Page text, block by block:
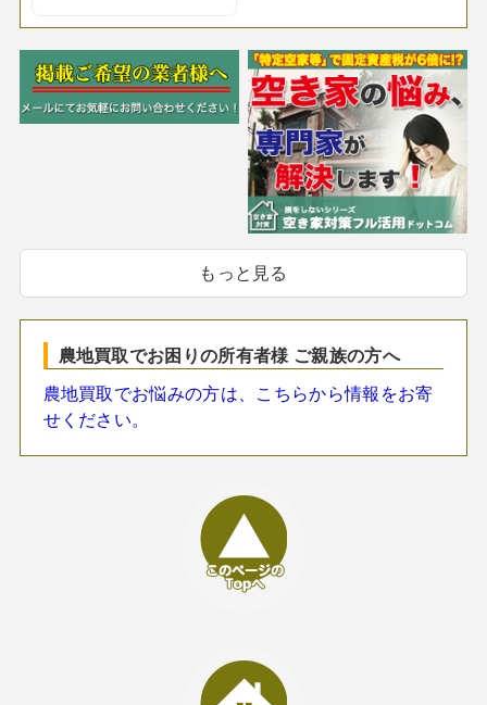
もっと見る
農地買取でお困りの所有者様 ご親族の方へ
農地買取でお悩みの方は、こちらから情報をお寄
せください。